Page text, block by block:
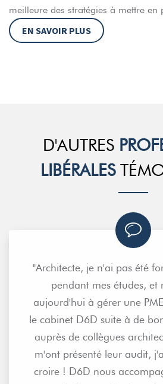
meilleure des stratégies à mettre en
EN SAVOIR PLUS
D'AUTRES
LIBÉRALES
"Architecte, je n'ai pas été
pendant mes études, et
aujourd'hui à gérer une
le cabinet D6D suite à de
auprès de collègues
m'ont présenté leur audit,
croire ! D6D nous